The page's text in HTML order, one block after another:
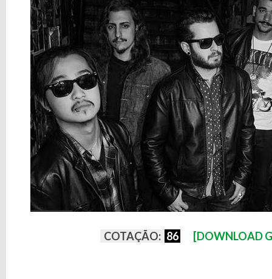
COTAÇÃO: 86 [DOWNLOAD